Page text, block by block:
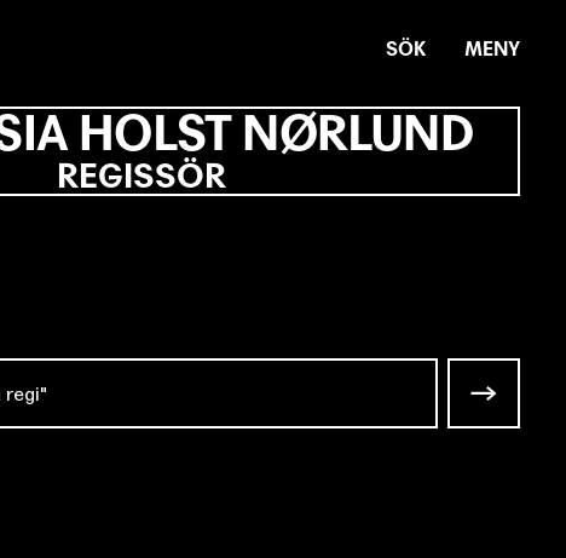
SÖK MENY
HOLST NØRLUND
REGISSÖR
regi